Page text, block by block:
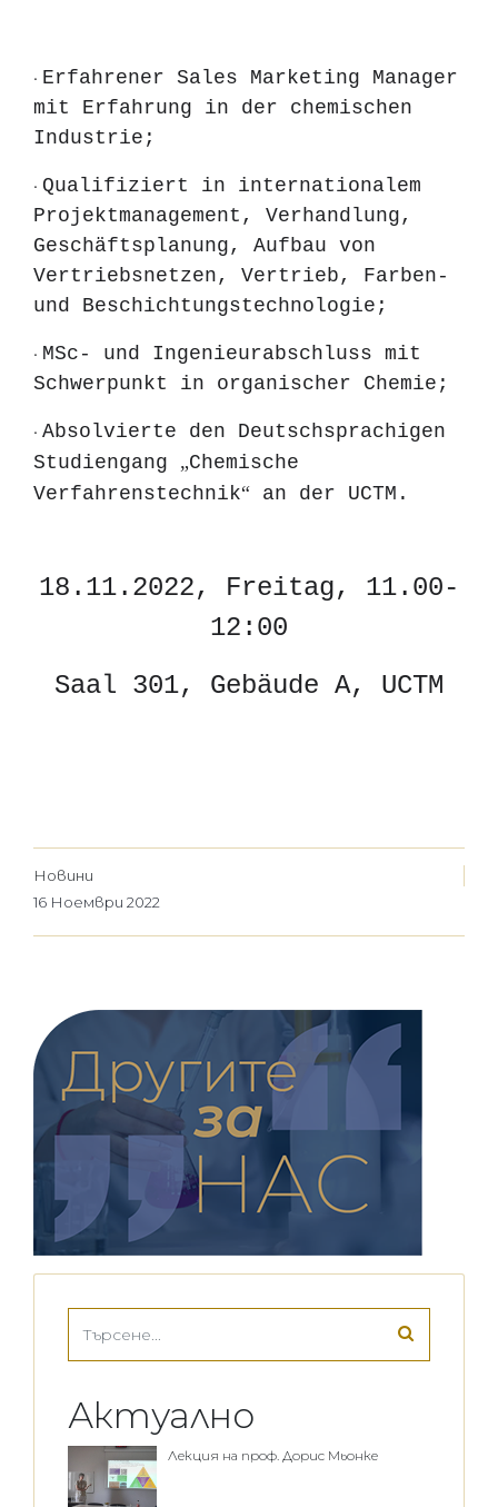
• Erfahrener Sales Marketing Manager
mit Erfahrung in der chemischen
Industrie;
• Qualifiziert in internationalem
Projektmanagement, Verhandlung,
Geschäftsplanung, Aufbau von
Vertriebsnetzen, Vertrieb, Farben-
und Beschichtungstechnologie;
• MSc- und Ingenieurabschluss mit
Schwerpunkt in organischer Chemie;
• Absolvierte den Deutschsprachigen
Studiengang „Chemische
Verfahrenstechnik“ an der UCTM.
18.11.2022, Freitag, 11.00-
12:00
Saal 301, Gebäude A, UCTM
Новини
16 Ноември 2022
Актуално
Лекция на проф. Дорис Мьонке